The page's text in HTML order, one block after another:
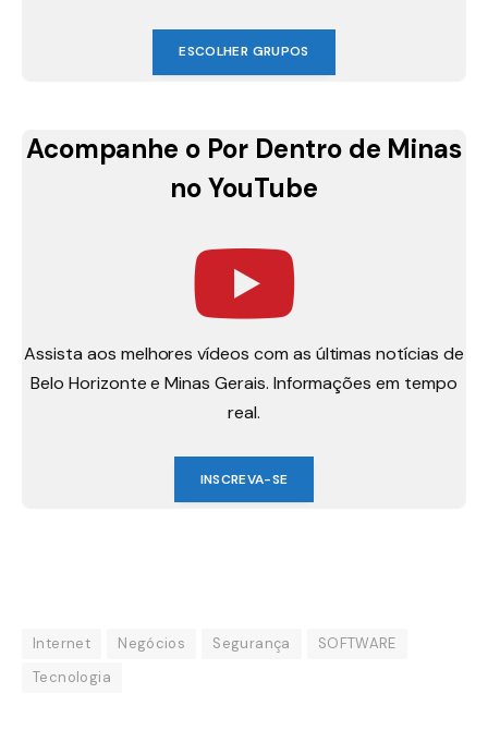
ESCOLHER GRUPOS
Acompanhe o Por Dentro de Minas
no YouTube
Assista aos melhores vídeos com as últimas notícias de
Belo Horizonte e Minas Gerais. Informações em tempo
real.
INSCREVA-SE
Internet Negócios Segurança
SOFTWARE
Tecnologia